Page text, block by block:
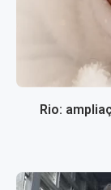
Rio: